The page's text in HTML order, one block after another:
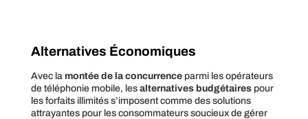
Alternatives Économiques
Avec la montée de la concurrenceparmi les opérateurs
de téléphonie mobile, les alternatives budgétairespour
les forfaits illimités s’imposent comme des solutions
attrayantes pour les consommateurs soucieux de gérer